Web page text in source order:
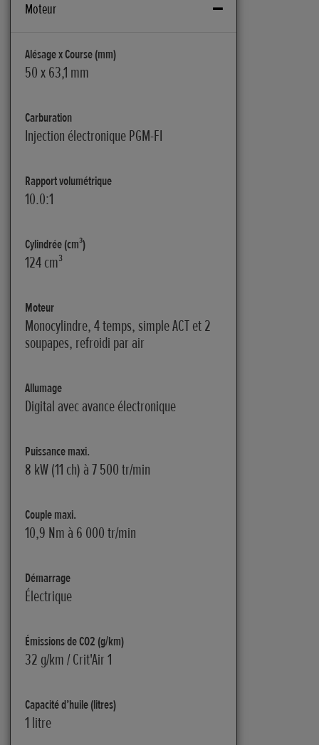
Moteur
Alésage x Course (mm)
50 x 63,1 mm
Carburation
Injection électronique PGM-FI
Rapport volumétrique
10.0:1
Cylindrée (cm³)
124 cm³
Moteur
Monocylindre, 4 temps, simple ACT et 2
soupapes, refroidi par air
Allumage
Digital avec avance électronique
Puissance maxi.
8 kW (11 ch) à 7 500 tr/min
Couple maxi.
10,9 Nm à 6 000 tr/min
Démarrage
Électrique
Émissions de CO2 (g/km)
32 g/km / Crit'Air 1
Capacité d’huile (litres)
1 litre